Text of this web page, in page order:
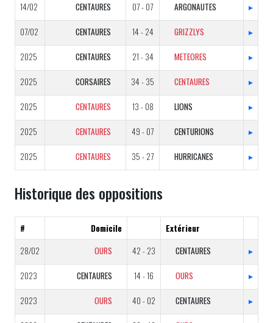
14/02 CENTAURES 07 - 07 ARGONAUTES ▸
07/02 CENTAURES 14 - 24 GRIZZLYS ▸
2025 CENTAURES 21 - 34 METEORES ▸
2025 CORSAIRES 34 - 35 CENTAURES ▸
2025 CENTAURES 13 - 08 LIONS ▸
2025 CENTAURES 49 - 07 CENTURIONS ▸
2025 CENTAURES 35 - 27 HURRICANES ▸
Historique des oppositions
# Domicile
Extérieur
28/02
OURS 42 - 23 CENTAURES ▸
2023 CENTAURES 14 - 16 OURS ▸
2023 OURS 40 - 02 CENTAURES ▸